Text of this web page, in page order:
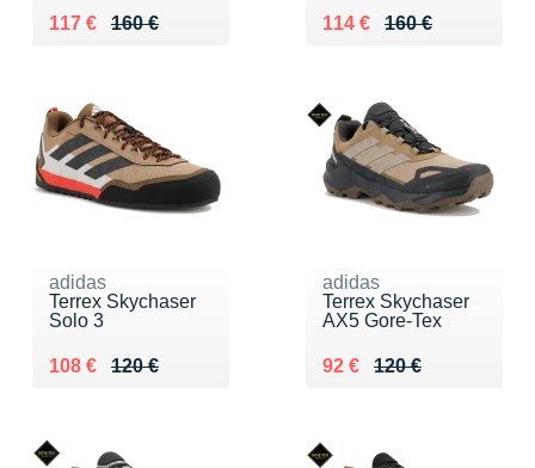
160 €
Au lieu de 160 €
117 €
Vendu 117 € 160 €
Au lieu de 160 €
114 €
Vendu 114 €
adidas
Terrex Skychaser
Solo 3
120 €
Au lieu de 120 €
108 €
Vendu 108 €
adidas
Terrex Skychaser
AX5 Gore-Tex
120 €
Au lieu de 120 €
92 €
Vendu 92 €